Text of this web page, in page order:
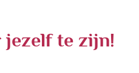
te zijn!